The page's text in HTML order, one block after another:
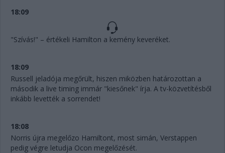
18:09
"Szívás!" – értékeli Hamilton a kemény keveréket.
18:09
Russell jeladója megőrült, hiszen miközben határozottan a
második a live timing immár "kiesőnek" írja. A tv-közvetítésből
inkább levették a sorrendet!
18:08
Norris újra megelőzo Hamiltont, most simán, Verstappen
pedig végre letudja Ocon megelőzését.